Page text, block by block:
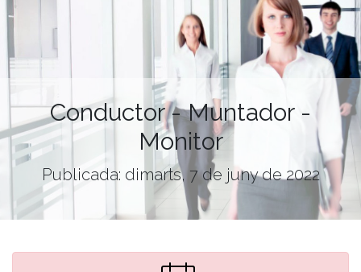
Conductor - Muntador -
Monitor
Publicada: dimarts, 7 de juny de 2022